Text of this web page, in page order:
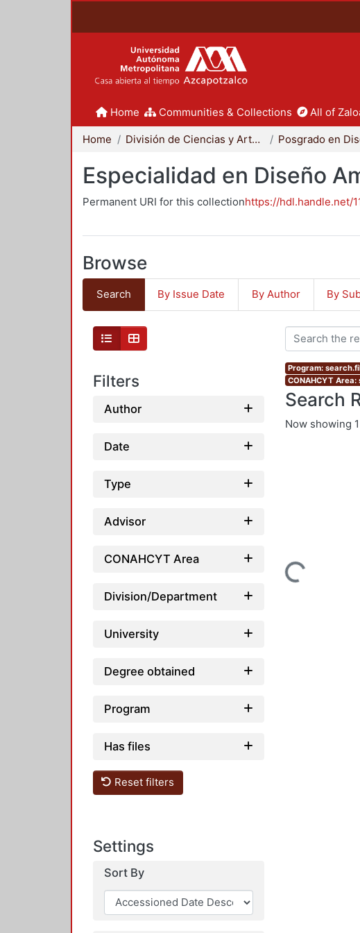
Home Communities & Collections All of
Home División de Ciencias y Artes para el Diseño Posgrado en
Especialidad en Diseño
Permanent URI for this collectionhttps://hdl.handle.net/
Browse
Search By Issue Date By Author By
Filters
Author
Date
Type
Advisor
CONAHCYT Area
Division/Department
University
Degree obtained
Program
Has files
Reset filters
Settings
Sort By
Program:
CONAHCYT Area:
Search
Now showing
Loading...